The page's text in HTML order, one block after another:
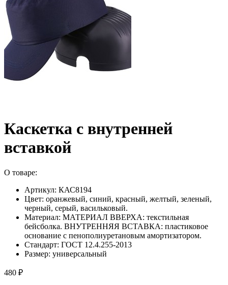
Каскетка с внутренней
вставкой
О товаре:
Артикул: КАС8194
Цвет: оранжевый, синий, красный, желтый, зеленый,
черный, серый, васильковый.
Материал: МАТЕРИАЛ ВВЕРХА: текстильная
бейсболка. ВНУТРЕННЯЯ ВСТАВКА: пластиковое
основание с пенополиуретановым амортизатором.
Стандарт: ГОСТ 12.4.255-2013
Размер: универсальный
480 ₽